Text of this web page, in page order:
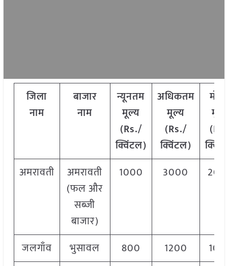
जिला
नाम
बाजार
नाम
न्यूनतम
मूल्य
(Rs./
क्विंटल)
अधिकतम
मूल्य
(Rs./
क्विंटल)
अमरावती
अमरावती
(फल और
सब्ज़ी
बाजार)
1000 3000
जलगाँव भुसावल 800 1200